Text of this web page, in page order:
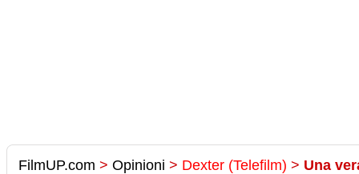
FilmUP.com > Opinioni > Dexter (Telefilm) > Una